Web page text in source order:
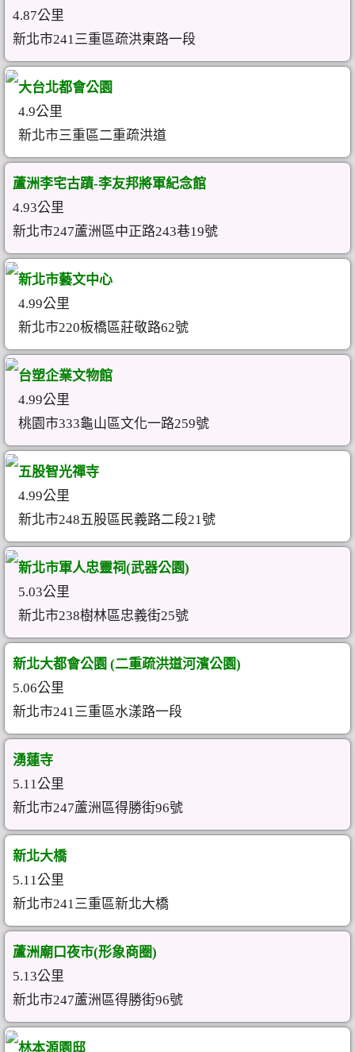
4.87公里
新北市241三重區疏洪東路一段
大台北都會公園
4.9公里
新北市三重區二重疏洪道
蘆洲李宅古蹟-李友邦將軍紀念館
4.93公里
新北市247蘆洲區中正路243巷19號
新北市藝文中心
4.99公里
新北市220板橋區莊敬路62號
台塑企業文物館
4.99公里
桃園市333龜山區文化一路259號
五股智光禪寺
4.99公里
新北市248五股區民義路二段21號
新北市軍人忠靈祠(武器公園)
5.03公里
新北市238樹林區忠義街25號
新北大都會公園 (二重疏洪道河濱公園)
5.06公里
新北市241三重區水漾路一段
湧蓮寺
5.11公里
新北市247蘆洲區得勝街96號
新北大橋
5.11公里
新北市241三重區新北大橋
蘆洲廟口夜市(形象商圈)
5.13公里
新北市247蘆洲區得勝街96號
林本源園邸